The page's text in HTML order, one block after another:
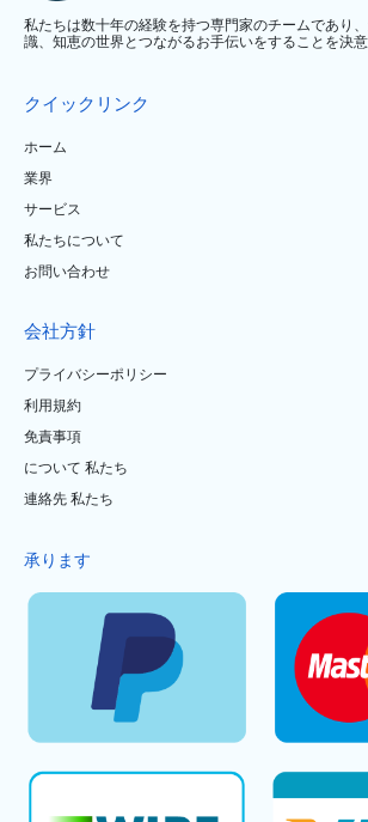
私たちは数十年の経験を持つ専門家のチームであり
識、知恵の世界とつながるお手伝いをすることを決意
クイックリンク
ホーム
業界
サービス
私たちについて
お問い合わせ
会社方針
プライバシーポリシー
利用規約
免責事項
について 私たち
連絡先 私たち
承ります